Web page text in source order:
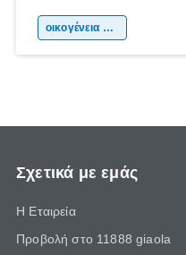
χώρας. Είτε πρόκειται
οικογένεια & παιδί
Σχετικά με εμάς
Η Εταιρεία
Προβολή στο 11888 giaola